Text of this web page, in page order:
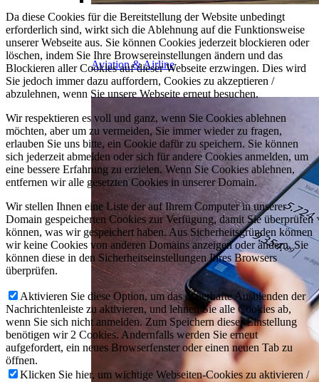
Aviation & Airline
Da diese Cookies für die Bereitstellung der Website unbedingt
erforderlich sind, wirkt sich die Ablehnung auf die Funktionsweise
unserer Webseite aus. Sie können Cookies jederzeit blockieren oder
löschen, indem Sie Ihre Browsereinstellungen ändern und das
Blockieren aller Cookies auf dieser Webseite erzwingen. Dies wird
Sie jedoch immer dazu auffordern, Cookies zu akzeptieren /
abzulehnen, wenn Sie unsere Webseite erneut besuchen.
Wir respektieren es voll und ganz, wenn Sie Cookies ablehnen
möchten, aber um zu vermeiden, Sie immer wieder zu fragen,
erlauben Sie uns bitte, ein Cookie dafür zu speichern. Sie können
sich jederzeit abmelden oder sich für andere Cookies anmelden, um
eine bessere Erfahrung zu erzielen. Wenn Sie Cookies ablehnen,
entfernen wir alle gesetzten Cookies in unserer Domain.
Wir stellen Ihnen eine Liste der auf Ihrem Computer in unserer
Domain gespeicherten Cookies zur Verfügung, damit Sie überprüfen
können, was wir gespeichert haben. Aus Sicherheitsgründen können
wir keine Cookies von anderen Domains anzeigen oder ändern. Sie
können diese in den Sicherheitseinstellungen Ihres Browsers
überprüfen.
Aktivieren Sie diese Option, um das dauerhafte Ausblenden der
Nachrichtenleiste zu aktivieren, und lehnen Sie alle Cookies ab,
wenn Sie sich nicht anmelden. Zum Speichern dieser Einstellung
benötigen wir 2 Cookies. Andernfalls werden Sie erneut
aufgefordert, ein neues Browserfenster oder einen neuen Tab zu
öffnen.
Klicken Sie hier, um wichtige Webseiten-Cookies zu aktivieren /